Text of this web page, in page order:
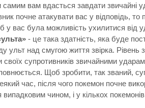
самим вам вдасться завдати звичайні
почне атакувати вас у відповідь, то
у вас була можливість ухилитися від
- це така здатність, яка буде
ульт над смугою життя звірка.
своїх супротивників звичайними
Щоб зробити, так званий,
час, після чого покемон почне
випадковим чином, і у кількох